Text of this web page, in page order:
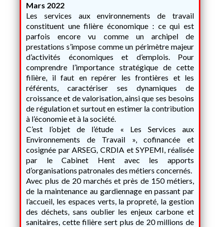
Mars 2022
Les services aux environnements de travail
constituent une filière économique : ce qui est
parfois encore vu comme un archipel de
prestations s’impose comme un périmètre majeur
d’activités économiques et d’emplois. Pour
comprendre l’importance stratégique de cette
filière, il faut en repérer les frontières et les
référents, caractériser ses dynamiques de
croissance et de valorisation, ainsi que ses besoins
de régulation et surtout en estimer la contribution
à l’économie et à la société.
C’est l’objet de l’étude « Les Services aux
Environnements de Travail », cofinancée et
cosignée par ARSEG, CRDIA et SYPEMI, réalisée
par le Cabinet Hent avec les apports
d’organisations patronales des métiers concernés.
Avec plus de 20 marchés et près de 150 métiers,
de la maintenance au gardiennage en passant par
l’accueil, les espaces verts, la propreté, la gestion
des déchets, sans oublier les enjeux carbone et
sanitaires, cette filière sert plus de 20 millions de